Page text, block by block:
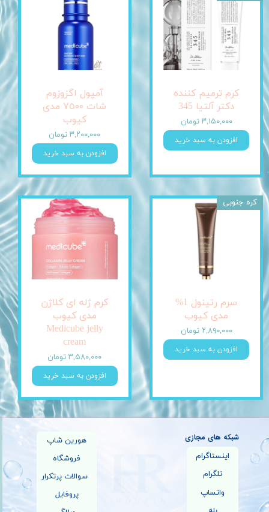
کرم ترمیم کننده
دکتر آلتیا 345
۳,۱۵۰,۰۰۰ تومان
افزودن به سبد خرید
آمپول اگزوزوم
شات ٧٥٠٠ مدی
کیوب
۳,۲۰۰,۰۰۰ تومان
افزودن به سبد خرید
سرم رتینول 1%
مدی کیوب
۲,۸۹۰,۰۰۰ تومان
افزودن به سبد خرید
کره جنوبی
کرم ژله ای کلاژن
مدی کیوب
Medicube jelly
cream
۳,۵۸۰,۰۰۰ تومان
افزودن به سبد خرید
هورین شاپ
فروشگاه
سوالات پرتکرار
پروفایل
اینستاگرام
تلگرام
واتساپ
شبکه های مجازی